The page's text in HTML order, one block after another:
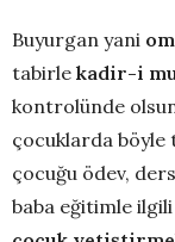
Buyurgan yani
tabirle kadir-i
kontrolünde
çocuklarda
çocuğu ödev,
baba eğitimle ilgili